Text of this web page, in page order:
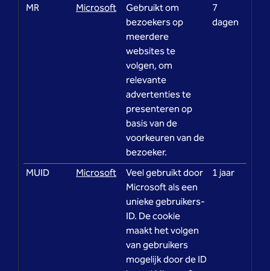
MR Microsoft
Gebruikt om
bezoekers op
meerdere
websites te
volgen, om
relevante
advertenties te
presenteren op
basis van de
voorkeuren van de
bezoeker.
7
dagen
MUID Microsoft
Veel gebruikt door
Microsoft als een
unieke gebruikers-
ID. De cookie
maakt het volgen
van gebruikers
mogelijk door de ID
1 jaar